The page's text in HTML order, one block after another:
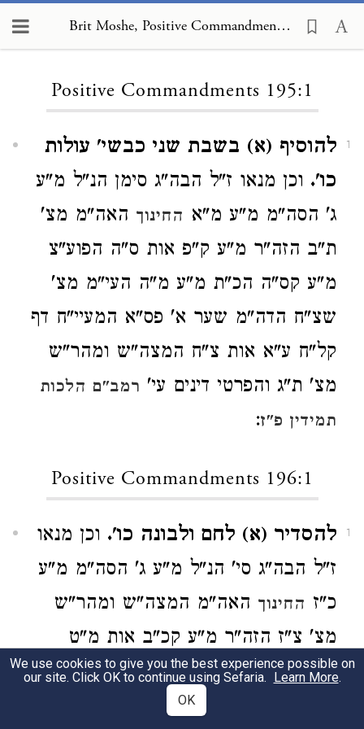
Brit Moshe, Positive Commandments 195:1
Positive Commandments 195:1
1
להוסיף (א) בשבת שני כבשי' עולות
כו'. וכן מנאו ז"ל הבה"ג סימן הנ"ל מ"ע
ג' הסה"מ מ"ע מ"א החינוך האה"מ מצ'
ת"ב הזה"ר מ"ע ק"פ אות ס"ה הפוע"צ
מ"ע קס"ה הכ"ת מ"ע מ"ה העי"מ מצ'
שצ"ח הדה"מ שער א' פס"א המעיי"ח דף
קל"ח ע"א אות צ"ח המצה"ש ומהר"ש
מצ' ת"ג והפרטי דינים עי' רמב"ם הלכות
תמידין פ"ז:
Positive Commandments 196:1
1 להסדיר (א) לחם ולבונה כו'. וכן מנאו
ז"ל הבה"ג סי' הנ"ל מ"ע ג' הסה"מ מ"ע
כ"ז החינוך האה"מ המצה"ש ומהר"ש
מצ' צ"ז הזה"ר מ"ע קכ"ב אות מ"ט
הפוע"צ מ"ע ל"ט הכ"ת מ"ע ל"ג העי"מ
מצ' צ"ח הדה"מ שער א' פמ"ז המעיי"ח
We use cookies to give you the best experience possible on
our site. Click OK to continue using Sefaria. Learn More.
OK